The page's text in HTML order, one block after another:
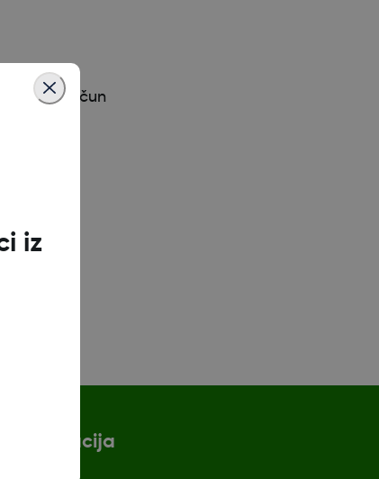
drugi račun
informacija
iz